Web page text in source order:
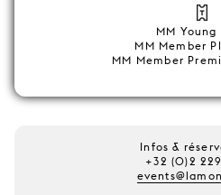
MM Young
MM Member
MM Member
Infos &
+32 (0)2